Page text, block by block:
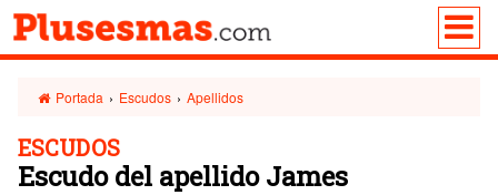
Portada › Escudos › Apellidos
ESCUDOS
Escudo del apellido James